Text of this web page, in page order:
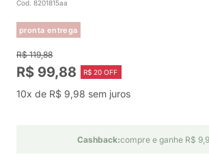
Cod. 8201815aa
pronta entrega
R$ 119,88
R$ 99,88 R$ 20 OFF
10x de R$ 9,98 sem juros
Cashback:compre e ganhe R$